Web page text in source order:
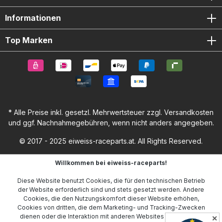
Informationen
Top Marken
* Alle Preise inkl. gesetzl. Mehrwertsteuer zzgl. Versandkosten
und ggf. Nachnahmegebühren, wenn nicht anders angegeben.
© 2017 - 2025 eiweiss-raceparts.at. All Rights Reserved.
Willkommen bei eiweiss-raceparts!
Diese Website benutzt Cookies, die für den technischen Betrieb
der Website erforderlich sind und stets gesetzt werden. Andere
Cookies, die den Nutzungskomfort dieser Website erhöhen,
Cookies von dritten, die dem Marketing- und Tracking-Zwecken
dienen oder die Interaktion mit anderen Websites und sozialen
✕